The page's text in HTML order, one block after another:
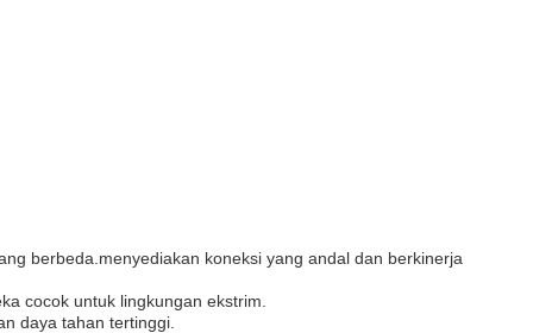
berbeda.menyediakan koneksi yang andal dan berkinerja
cocok untuk lingkungan ekstrim.
daya tahan tertinggi.